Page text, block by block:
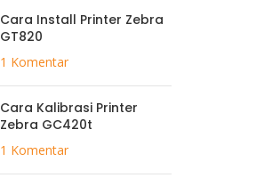
Cara Install Printer Zebra
GT820
1 Komentar
Cara Kalibrasi Printer
Zebra GC420t
1 Komentar